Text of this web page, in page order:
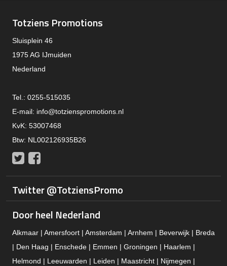
Totziens Promotions
Sluisplein 46
1975 AG IJmuiden
Nederland
Tel.: 0255-515035
E-mail: info@totzienspromotions.nl
KvK: 53007468
Btw: NL002126935B26
Twitter
Twitter @TotziensPromo
Door heel Nederland
Alkmaar | Amersfoort | Amsterdam | Arnhem | Beverwijk | Breda
| Den Haag | Enschede | Emmen | Groningen | Haarlem |
Helmond | Leeuwarden | Leiden | Maastricht | Nijmegen |